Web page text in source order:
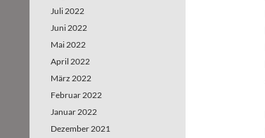
Juli 2022
Juni 2022
Mai 2022
April 2022
März 2022
Februar 2022
Januar 2022
Dezember 2021